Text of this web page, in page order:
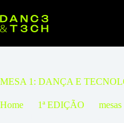
para
o
MESA 1: DANÇA E
Home 1ª EDIÇÃO
mesas